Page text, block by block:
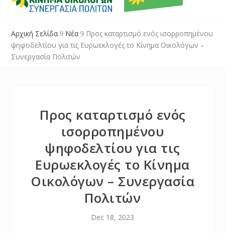
Αρχική Σελίδα 9 Νέα 9 Προς καταρτισμό ενός ισορροπημένου
ψηφοδελτίου για τις Ευρωεκλογές το Κίνημα Οικολόγων –
Συνεργασία Πολιτών
Προς καταρτισμό ενός
ισορροπημένου
ψηφοδελτίου για τις
Ευρωεκλογές το Κίνημα
Οικολόγων – Συνεργασία
Πολιτών
Dec 18, 2023